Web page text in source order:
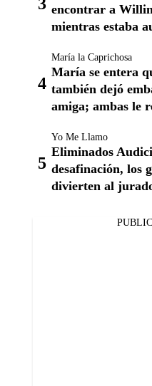
encontrar a
mientras estaba
María la Caprichosa
María se entera
también dejó
amiga; ambas le
Yo Me Llamo
Eliminados
desafinación, los
divierten al